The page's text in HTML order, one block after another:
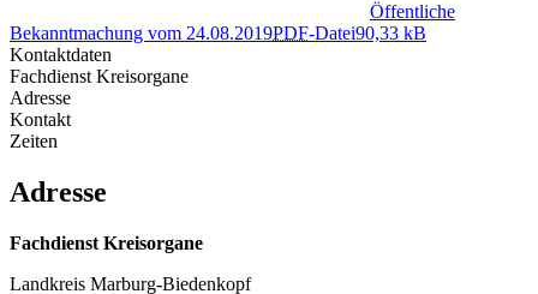
Öffentliche
Bekanntmachung vom 24.08.2019PDF-Datei90,33 kB
Kontaktdaten
Fachdienst Kreisorgane
Adresse
Kontakt
Zeiten
Adresse
Fachdienst Kreisorgane
Landkreis Marburg-Biedenkopf